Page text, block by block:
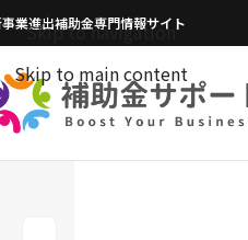
Skip to navigation
Skip to main content
業進出補助金専門情報サイト